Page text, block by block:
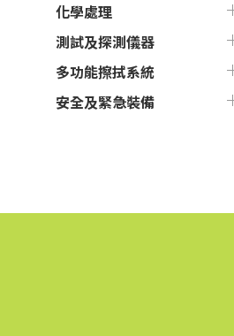
化學處理
測試及探測儀器
多功能擦拭系統
安全及緊急裝備